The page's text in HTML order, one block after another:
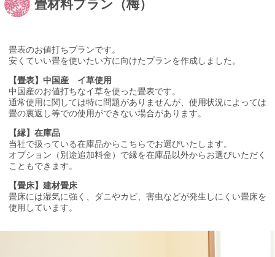
畳材料プラン（梅）
畳表のお値打ちプランです。
安くていい畳を使いたい方に向けたプランを作成しました。
【畳表】中国産 イ草使用
中国産のお値打ちなイ草を使った畳表です。
通常使用に関しては特に問題がありませんが、使用状況によっては
畳の裏返し等での使用ができない場合があります。
【縁】在庫品
当社で扱っている在庫品からこちらでお選びいたします。
オプション（別途追加料金）で縁を在庫品以外からお選びいただく
こともできます。
【畳床】建材畳床
畳床には湿気に強く、ダニやカビ、害虫などが発生しにくい畳床を
使用しています。